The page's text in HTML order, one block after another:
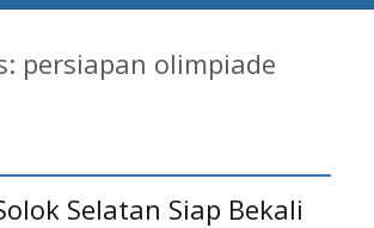
persiapan olimpiade
Selatan Siap Bekali